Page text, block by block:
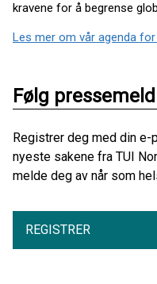
kravene for å begrense
Les mer om vår agenda
Følg
Registrer deg med din
nyeste sakene fra TUI
melde deg av når som
REGISTRER